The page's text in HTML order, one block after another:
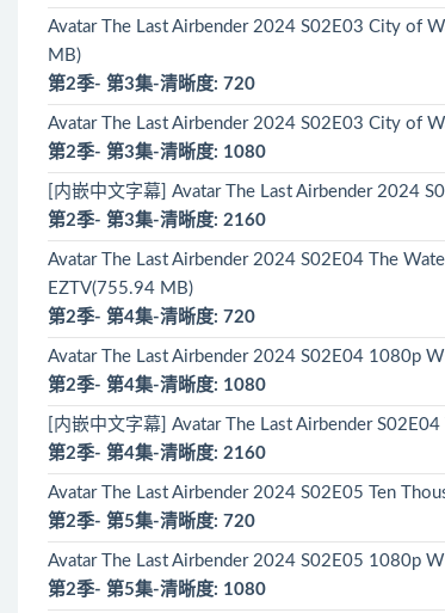
Avatar The Last Airbender 2024 S02E03 City of
MB)
第2季- 第3集-清晰度: 720
Avatar The Last Airbender 2024 S02E03 City of
第2季- 第3集-清晰度: 1080
[内嵌中文字幕] Avatar The Last Airbender 2024
第2季- 第3集-清晰度: 2160
Avatar The Last Airbender 2024 S02E04 The
EZTV(755.94 MB)
第2季- 第4集-清晰度: 720
Avatar The Last Airbender 2024 S02E04 1080p
第2季- 第4集-清晰度: 1080
[内嵌中文字幕] Avatar The Last Airbender
第2季- 第4集-清晰度: 2160
Avatar The Last Airbender 2024 S02E05 Ten
第2季- 第5集-清晰度: 720
Avatar The Last Airbender 2024 S02E05 1080p
第2季- 第5集-清晰度: 1080